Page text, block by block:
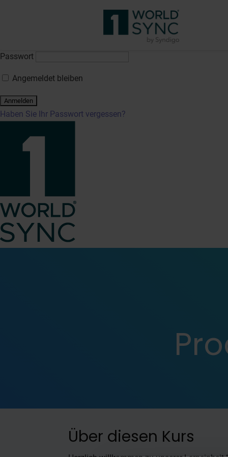
Der Zugriff auf diesen kurs erfordert eine Anmeldung. Bitte
Benutzername oder E-Mail-Adresse
Passwort
Angemeldet bleiben
Haben Sie Ihr Passwort vergessen?
Über diesen Kurs